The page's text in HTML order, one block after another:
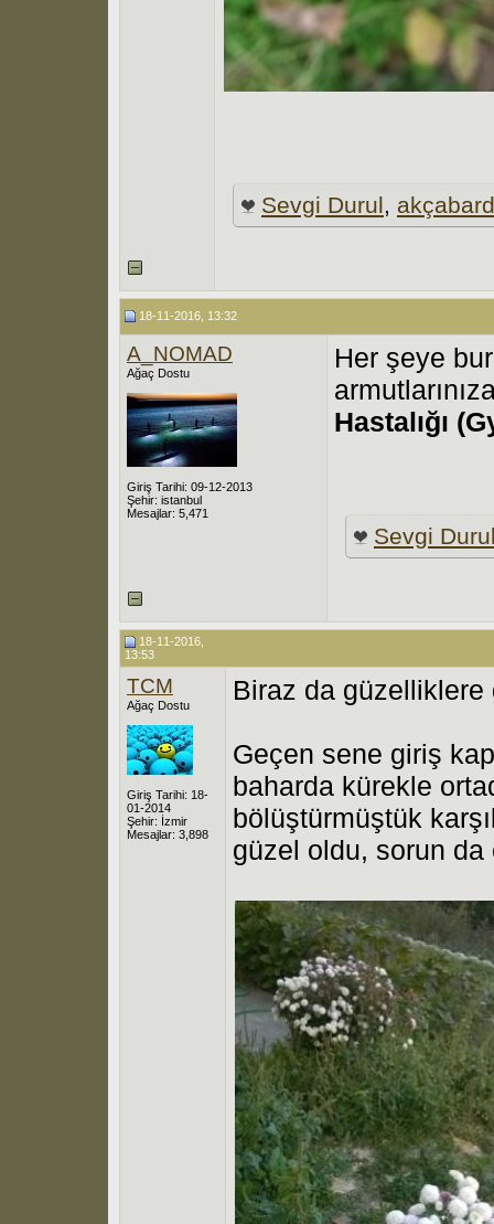
Sevgi Durul,
18-11-2016, 13:32
A_NOMAD
Ağaç Dostu
Giriş Tarihi: 09-12-2013
Şehir: istanbul
Mesajlar: 5,471
Her şeye
Hastalığı
Sevgi
18-11-2016,
13:53
TCM
Ağaç Dostu
Giriş Tarihi: 18-
01-2014
Şehir: İzmir
Mesajlar: 3,898
Biraz da güzelliklere
Geçen sene giriş
baharda kürekle
bölüştürmüştük
güzel oldu, sorun da